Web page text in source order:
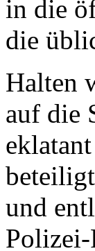
in die
die
Halten
auf die
und